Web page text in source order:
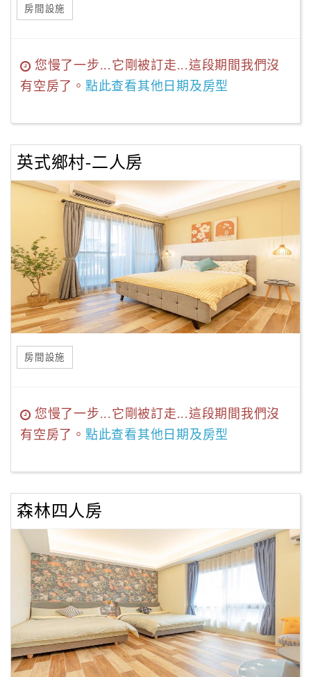
房間設施
您慢了一步...它剛被訂走...這段期間我們沒
有空房了。 點此查看其他日期及房型
英式鄉村-二人房
房間設施
您慢了一步...它剛被訂走...這段期間我們沒
有空房了。 點此查看其他日期及房型
森林四人房